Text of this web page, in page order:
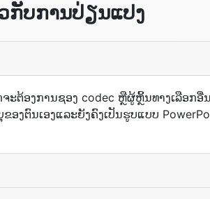
ກັບການປ່ຽນແປງ
ະຕ້ອງການຊອງ codec ຫຼືຜູ້ຫຼິ້ນທາງເລືອກອື່
ຕົນເອງແລະຍັງຄົງເປັນຮູບແບບ